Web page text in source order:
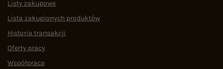
Listy zakupowe
Lista zakupionych produktów
Historia transakcji
Oferty pracy
Współpraca